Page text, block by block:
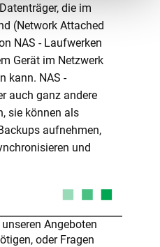
die im
(Network Attached
NAS - Laufwerken
Gerät im Netzwerk
kann. NAS -
auch ganz andere
sie können als
aufnehmen,
und
Angeboten
oder Fragen